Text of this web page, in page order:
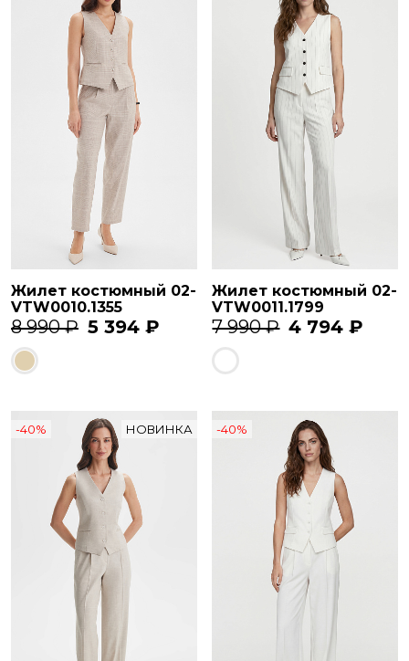
Жилет костюмный 02-
VTW0010.1355
8 990 ₽ 5 394 ₽
Жилет костюмный 02-
VTW0011.1799
7 990 ₽ 4 794 ₽
-40% НОВИНКА -40%